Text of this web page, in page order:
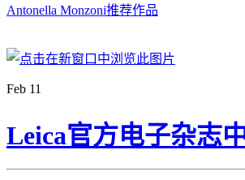
Antonella Monzoni推荐作品
Feb 11
Leica官方电子杂志